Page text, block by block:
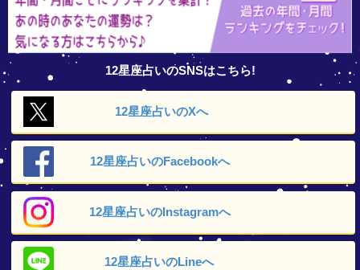
12星座占いのSNSはこちら!
12星座占いのXへ
12星座占いのFacebookへ
12星座占いのInstagramへ
12星座占いのLineへ